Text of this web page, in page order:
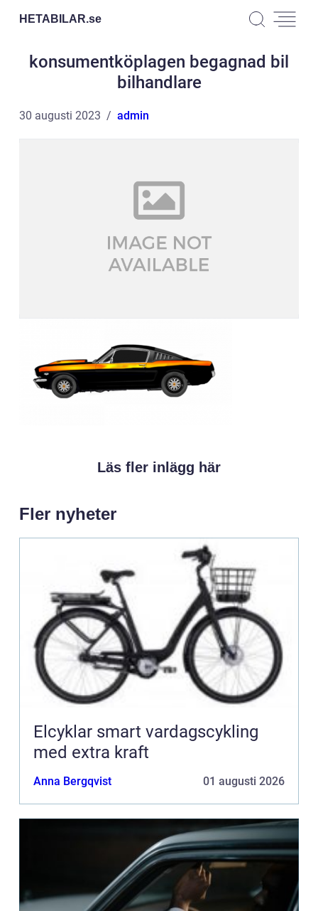
HETABILAR.se
konsumentköplagen begagnad bil
bilhandlare
30 augusti 2023 admin
Läs fler inlägg här
Fler nyheter
Elcyklar smart vardagscykling
med extra kraft
Anna Bergqvist 01 augusti 2026